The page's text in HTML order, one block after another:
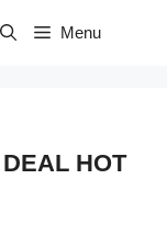
Menu
HOT